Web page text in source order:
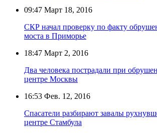
09:47 Март 18, 2016
СКР начал проверку по факту
моста в Приморье
18:47 Март 2, 2016
Два человека пострадали при
центре Москвы
16:53 Фев. 12, 2016
Спасатели разбирают завалы
центре Стамбула